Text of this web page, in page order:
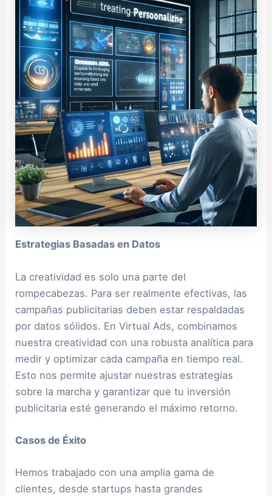
Estrategias Basadas en Datos
La creatividad es solo una parte del
rompecabezas. Para ser realmente efectivas, las
campañas publicitarias deben estar respaldadas
por datos sólidos. En Virtual Ads, combinamos
nuestra creatividad con una robusta analítica para
medir y optimizar cada campaña en tiempo real.
Esto nos permite ajustar nuestras estrategias
sobre la marcha y garantizar que tu inversión
publicitaria esté generando el máximo retorno.
Casos de Éxito
Hemos trabajado con una amplia gama de
clientes, desde startups hasta grandes